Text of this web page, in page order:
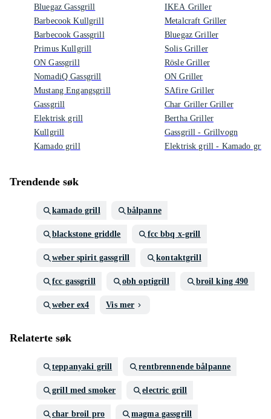
Bluegaz Gassgrill
Barbecook Kullgrill
Barbecook Gassgrill
Primus Kullgrill
ON Gassgrill
NomadiQ Gassgrill
Mustang Engangsgrill
Gassgrill
Elektrisk grill
Kullgrill
Kamado grill
IKEA Griller
Metalcraft Griller
Bluegaz Griller
Solis Griller
Rösle Griller
ON Griller
SAfire Griller
Char Griller Griller
Bertha Griller
Gassgrill - Grillvogn
Elektrisk grill - Kamado grill
Trendende søk
kamado grill bålpanne
blackstone griddle fcc bbq x-grill
weber spirit gassgrill kontaktgrill
fcc gassgrill obh optigrill broil king 490
weber ex4 Vis mer
Relaterte søk
teppanyaki grill rentbrennende bålpanne
grill med smoker electric grill
char broil pro magma gassgrill